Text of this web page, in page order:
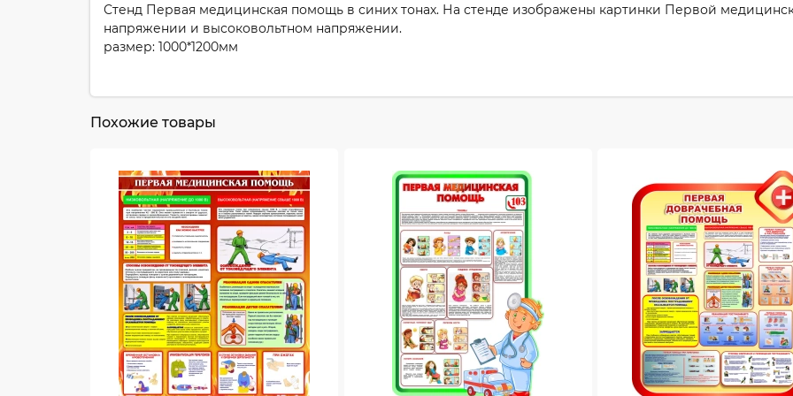
Стенд Первая медицинская помощь в синих тонах. На стенде изображены картинки Первой
напряжении и высоковольтном напряжении.
размер: 1000*1200мм
Похожие товары